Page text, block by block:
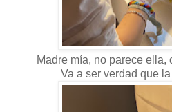
Madre mía, no parece ella,
Va a ser verdad que